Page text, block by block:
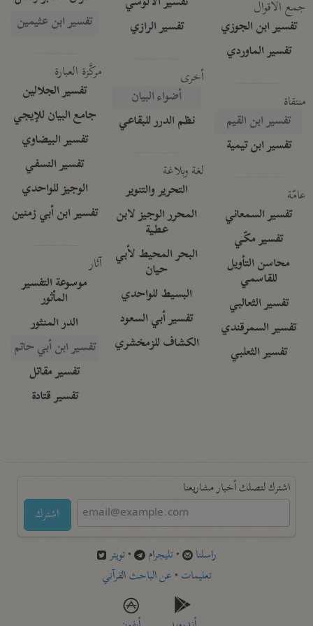
جمع الأقوال
تفسير ابن الجوزي
تفسير الماوردي
منتقاة
تفسير ابن القيم
تفسير ابن تيمية
عامّة
تفسير السمعاني
تفسير مكّي
محاسن التأويل
للقاسمي
تفسير الثعالبي
تفسير السمرقندي
تفسير الثعلبي
تفسير الرازي
أخرى
أضواء البيان
نظم الدرر للبقاعي
لغة وبلاغة
التحرير والتنوير
المحرر الوجيز لابن
عطية
البحر المحيط لأبي
حيان
البسيط للواحدي
تفسير أبي السعود
الكشاف للزمخشري
تفسير ابن عثيمين
مركَّزة العبارة
تفسير الجلالين
جامع البيان للإيجي
تفسير البيضاوي
تفسير النسفي
الوجيز للواحدي
تفسير ابن أبي زمنين
آثار
موسوعة التفسير
المأثور
الدر المنثور
تفسير ابن أبي حاتم
تفسير مقاتل
تفسير قتادة
اشترك لتصلك أخبار مشاريعنا
اشترك
راسلنا •تليجرام •تويتر
تعليمات •عن الباحث القرآني